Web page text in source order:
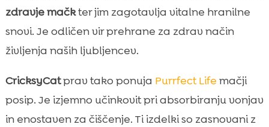
zdravje mačkter jim zagotavlja vitalne hranilne
snovi. Je odličen vir prehrane za zdrav način
življenja naših ljubljencev.
CricksyCatprav tako ponuja Purrfect Life mačji
posip. Je izjemno učinkovit pri absorbiranju vonjav
in enostaven za čiščenje. Ti izdelki so zasnovani z